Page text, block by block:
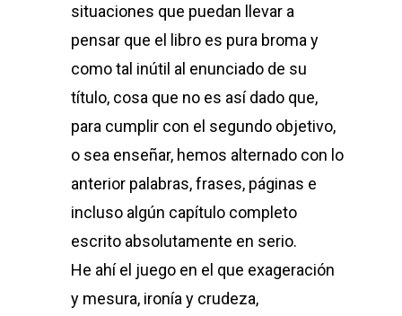
situaciones que puedan llevar a
pensar que el libro es pura broma y
como tal inútil al enunciado de su
título, cosa que no es así dado que,
para cumplir con el segundo objetivo,
o sea enseñar, hemos alternado con lo
anterior palabras, frases, páginas e
incluso algún capítulo completo
escrito absolutamente en serio.
He ahí el juego en el que exageración
y mesura, ironía y crudeza,